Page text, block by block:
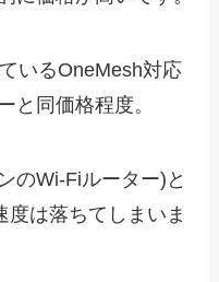
いるOneMesh対応
と同価格程度。
のWi-Fiルーター)と
度は落ちてしまいま